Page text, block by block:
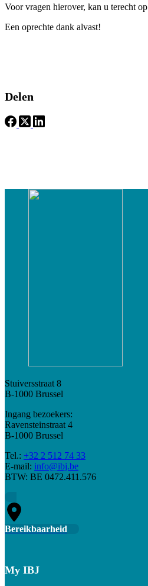
Voor vragen hierover, kan u terecht op
Een oprechte dank alvast!
Delen
Stuiversstraat 8
B-1000 Brussel
Ingang bezoekers:
Ravensteinstraat 4
B-1000 Brussel
Tel.: +32 2 512 74 33
E-mail: info@ibj.be
BTW: BE 0472.411.576
Bereikbaarheid
My IBJ